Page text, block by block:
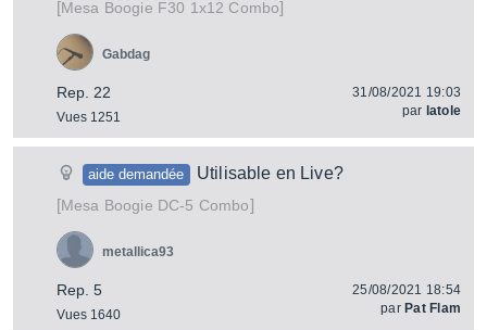
[Mesa Boogie F30 1x12 Combo]
Rep. 22
Vues 1251
Gabdag
31/08/2021 19:03
par latole
aide demandée
Utilisable en Live?
[Mesa Boogie DC-5 Combo]
Rep. 5
Vues 1640
metallica93
25/08/2021 18:54
par Pat Flam